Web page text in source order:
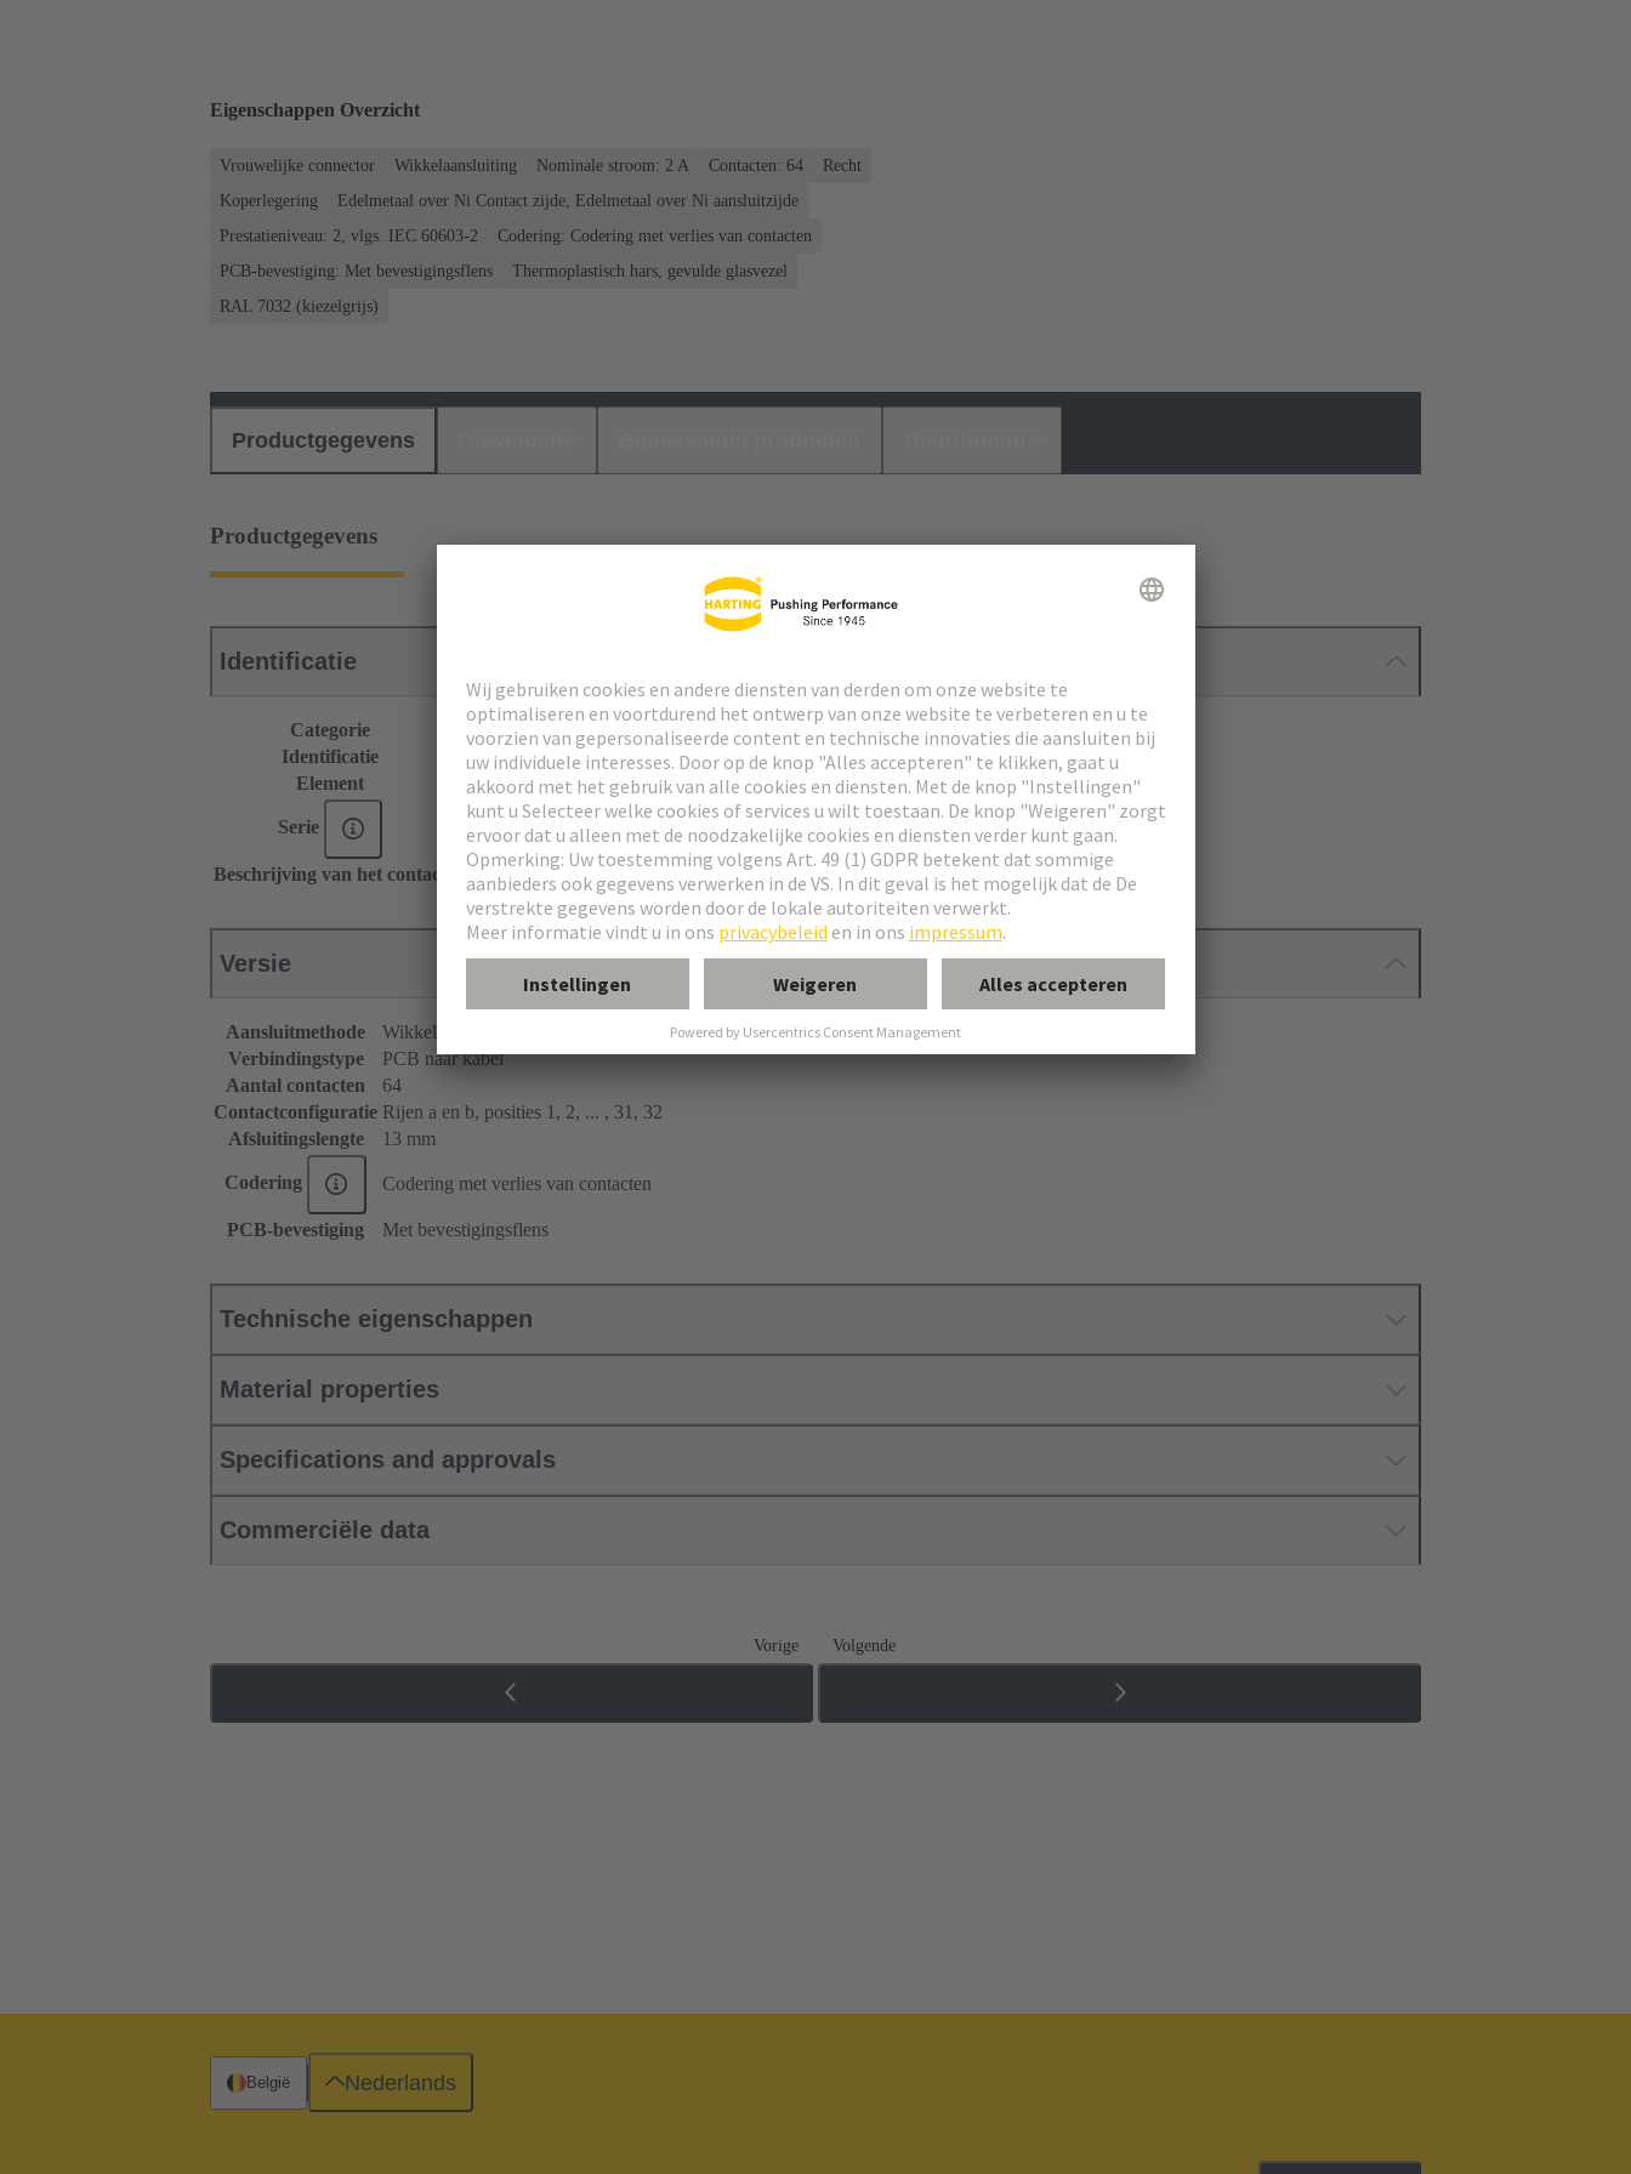
Eigenschappen Overzicht
Vrouwelijke connector Wikkelaansluiting Nominale stroom: ‌2 A Contacten: 64
Recht
Koperlegering
Edelmetaal over Ni Contact zijde, Edelmetaal over Ni aansluitzijde
Prestatieniveau: 2, vlgs. IEC 60603-2
Codering: Codering met verlies van contacten
PCB-bevestiging: Met bevestigingsflens
Thermoplastisch hars, gevulde glasvezel
RAL 7032 (kiezelgrijs)
Productgegevens
Productgegevens
Identificatie
Categorie
Connectors
Identificatie
Type B
Element
Vrouwelijke connector
Serie DIN 41612
Beschrijving van het contact Recht
Versie
Aansluitmethode
Wikkelaansluiting
Verbindingstype
PCB naar kabel
Aantal contacten
64
Contactconfiguratie Rijen a en b, posities 1, 2, ... , 31, 32
Afsluitingslengte
13 mm
Codering Codering met verlies van contacten
PCB-bevestiging Met bevestigingsflens
Technische eigenschappen
Material properties
Specifications and approvals
Commerciële data
Vorige Volgende
België Nederlands